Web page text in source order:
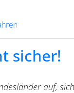
sicher!
auf,